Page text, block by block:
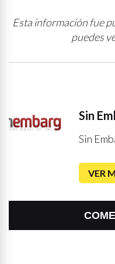
Esta información fue
puedes
Sin
Sin
VER